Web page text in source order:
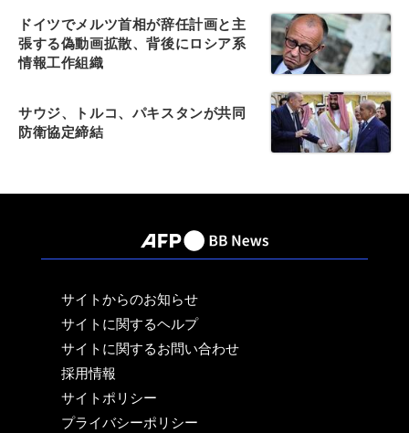
ドイツでメルツ首相が辞任計画と主
張する偽動画拡散、背後にロシア系
情報工作組織
サウジ、トルコ、パキスタンが共同
防衛協定締結
サイトからのお知らせ
サイトに関するヘルプ
サイトに関するお問い合わせ
採用情報
サイトポリシー
プライバシーポリシー